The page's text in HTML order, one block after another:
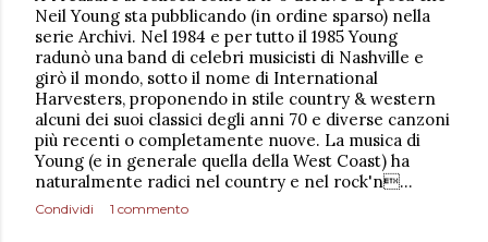
Neil Young sta pubblicando (in ordine sparso) nella
serie Archivi. Nel 1984 e per tutto il 1985 Young
radunò una band di celebri musicisti di Nashville e
girò il mondo, sotto il nome di International
Harvesters, proponendo in stile country & western
alcuni dei suoi classici degli anni 70 e diverse canzoni
più recenti o completamente nuove. La musica di
Young (e in generale quella della West Coast) ha
naturalmente radici nel country e nel rock'n…
Condividi 1 commento